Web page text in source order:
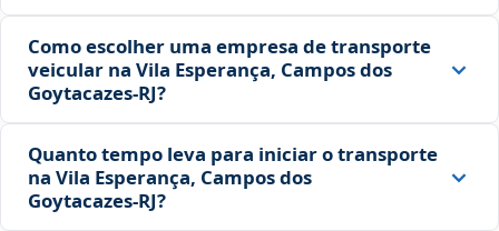
Como escolher uma empresa de transporte
veicular na Vila Esperança, Campos dos
Goytacazes‑RJ?
Quanto tempo leva para iniciar o transporte
na Vila Esperança, Campos dos
Goytacazes‑RJ?